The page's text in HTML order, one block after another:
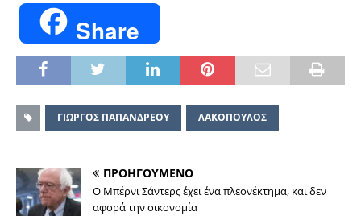
Share
ΓΙΩΡΓΟΣ ΠΑΠΑΝΔΡΕΟΥ ΛΑΚΟΠΟΥΛΟΣ
ΠΡΟΗΓΟΥΜΕΝΟ
O Mπέρνι Σάντερς έχει ένα πλεονέκτημα, και δεν
αφορά την οικονομία